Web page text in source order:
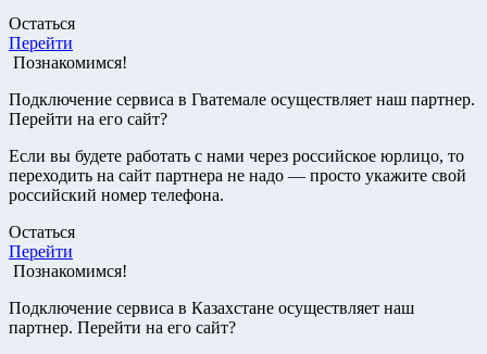
Остаться
Перейти
Познакомимся!
Подключение сервиса в Гватемале осуществляет наш партнер.
Перейти на его сайт?
Если вы будете работать с нами через российское юрлицо, то
переходить на сайт партнера не надо — просто укажите свой
российский номер телефона.
Остаться
Перейти
Познакомимся!
Подключение сервиса в Казахстане осуществляет наш
партнер. Перейти на его сайт?